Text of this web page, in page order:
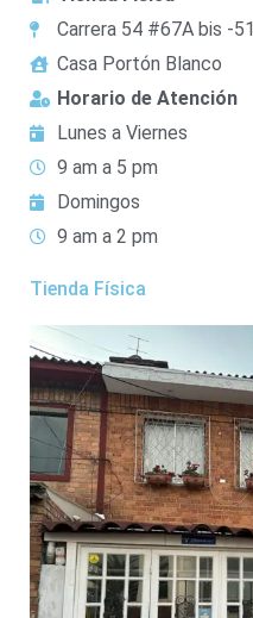
Carrera 54 #67A bis -51
Casa Portón Blanco
Horario de Atención
Lunes a Viernes
9 am a 5 pm
Domingos
9 am a 2 pm
Tienda Física